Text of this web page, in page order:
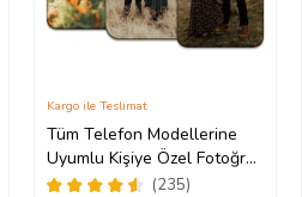
Tüm Telefon Modellerine
Uyumlu Kişiye Özel Fotoğraf
Baskılı Telefon Kılıfı
(235)
Kargo ile Teslimat